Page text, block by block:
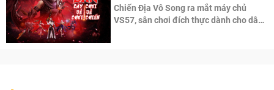
Chiến Địa Vô Song ra mắt máy chủ
VS57, sân chơi đích thực dành cho dân